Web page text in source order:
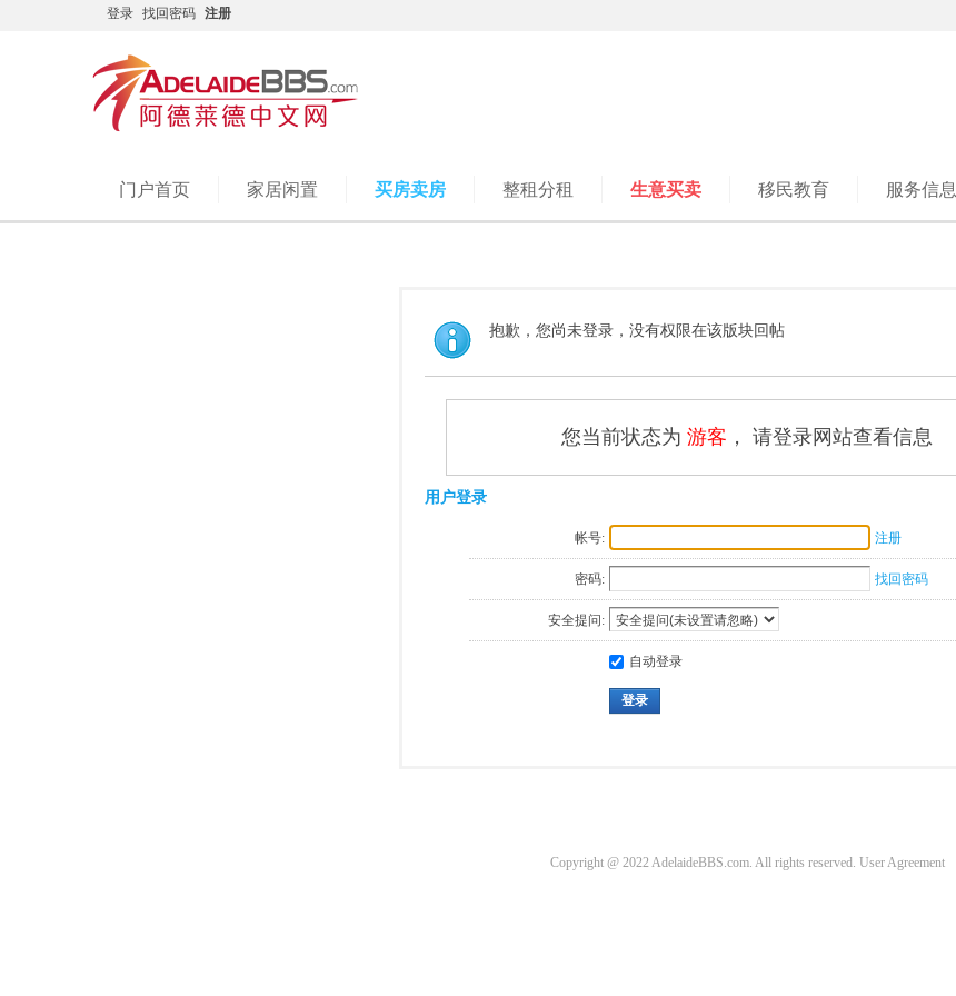
登录 找回密码 注册
门户首页 家居闲置 买房卖房 整租分租 生意买卖 移民教育 服务信息
抱歉，您尚未登录，没有权限在该版块回帖
您当前状态为 游客 ， 请登录网站查看信息
用户登录
帐号: 注册
密码: 找回密码
安全提问:
自动登录
登录
Copyright @ 2022 AdelaideBBS.com. All rights reserved. User Agreement